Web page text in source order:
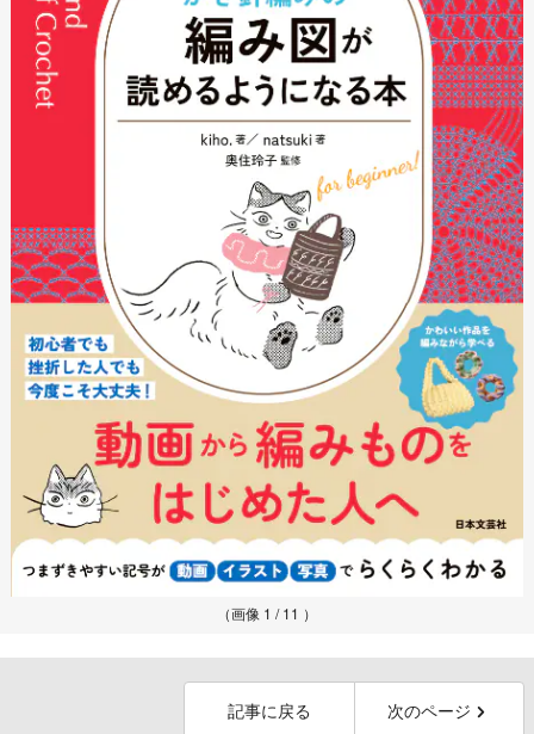
（画像 1 / 11 ）
記事に戻る 次のページ